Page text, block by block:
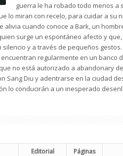
guerra le ha robado todo menos a
lo miran con recelo, para cuidar a su
alivia cuando conoce a Bark, un
surge un espontáneo afecto y
y a través de pequeños gestos.
regularmente en un banco
no está autorizado a abandonary
Sang Diu y adentrarse en la ciudad
lo conducirán a un inesperado
Editorial Páginas